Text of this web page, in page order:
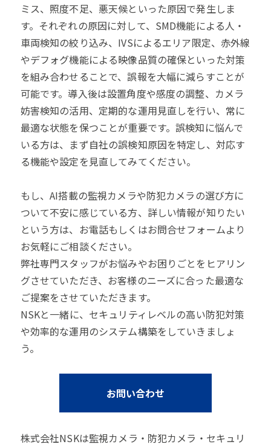
ミス、照度不足、悪天候といった原因で発生しま
す。それぞれの原因に対して、SMD機能による人・
車両検知の絞り込み、IVSによるエリア限定、赤外線
やデフォグ機能による映像品質の確保といった対策
を組み合わせることで、誤報を大幅に減らすことが
可能です。導入後は設置角度や感度の調整、カメラ
妨害検知の活用、定期的な運用見直しを行い、常に
最適な状態を保つことが重要です。誤検知に悩んで
いる方は、まず自社の誤検知原因を特定し、対応す
る機能や設定を見直してみてください。
もし、AI搭載の監視カメラや防犯カメラの選び方に
ついて不安に感じている方、詳しい情報が知りたい
という方は、お電話もしくはお問合せフォームより
お気軽にご相談ください。
弊社専門スタッフがお悩みやお困りごとをヒアリン
グさせていただき、お客様のニーズに合った最適な
ご提案をさせていただきます。
NSKと一緒に、セキュリティレベルの高い防犯対策
や効率的な運用のシステム構築をしていきましょ
う。
お問い合わせ
株式会社NSKは監視カメラ・防犯カメラ・セキュリ